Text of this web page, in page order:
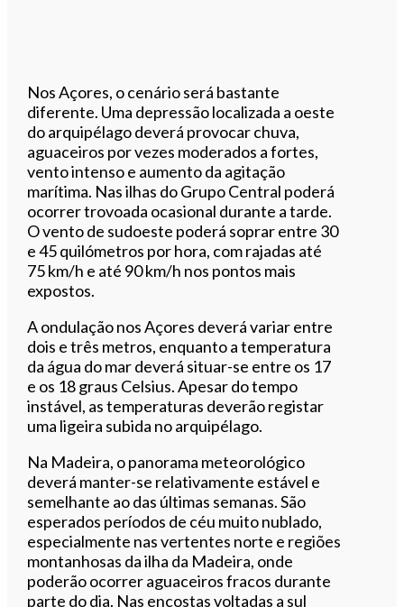
Nos Açores, o cenário será bastante
diferente. Uma depressão localizada a oeste
do arquipélago deverá provocar chuva,
aguaceiros por vezes moderados a fortes,
vento intenso e aumento da agitação
marítima. Nas ilhas do Grupo Central poderá
ocorrer trovoada ocasional durante a tarde.
O vento de sudoeste poderá soprar entre 30
e 45 quilómetros por hora, com rajadas até
75 km/h e até 90 km/h nos pontos mais
expostos.
A ondulação nos Açores deverá variar entre
dois e três metros, enquanto a temperatura
da água do mar deverá situar-se entre os 17
e os 18 graus Celsius. Apesar do tempo
instável, as temperaturas deverão registar
uma ligeira subida no arquipélago.
Na Madeira, o panorama meteorológico
deverá manter-se relativamente estável e
semelhante ao das últimas semanas. São
esperados períodos de céu muito nublado,
especialmente nas vertentes norte e regiões
montanhosas da ilha da Madeira, onde
poderão ocorrer aguaceiros fracos durante
parte do dia. Nas encostas voltadas a sul